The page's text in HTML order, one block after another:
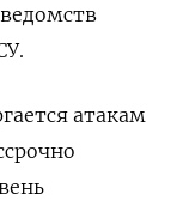
атакам